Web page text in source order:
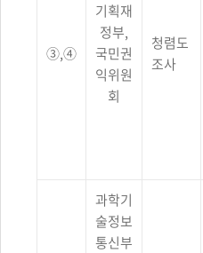
③,④
기획재
정부,
국민권
익위원
회
청렴도
조사
과학기
술정보
통신부